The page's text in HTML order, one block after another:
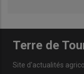
Terre de
Site d'actualités